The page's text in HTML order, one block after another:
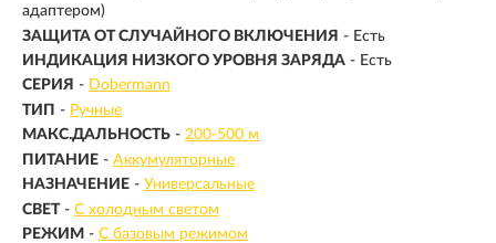
адаптером)
ЗАЩИТА ОТ СЛУЧАЙНОГО ВКЛЮЧЕНИЯ - Есть
ИНДИКАЦИЯ НИЗКОГО УРОВНЯ ЗАРЯДА - Есть
СЕРИЯ - Dobermann
ТИП - Ручные
МАКС.ДАЛЬНОСТЬ - 200-500 м
ПИТАНИЕ - Аккумуляторные
НАЗНАЧЕНИЕ - Универсальные
СВЕТ - С холодным светом
РЕЖИМ - С базовым режимом